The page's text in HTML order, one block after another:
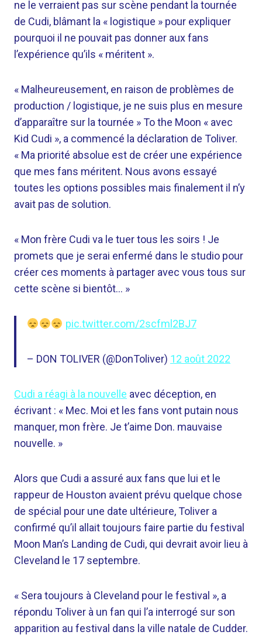
ne le verraient pas sur scène pendant la tournée
de Cudi, blâmant la « logistique » pour expliquer
pourquoi il ne pouvait pas donner aux fans
l’expérience qu’ils « méritent ».
« Malheureusement, en raison de problèmes de
production / logistique, je ne suis plus en mesure
d’apparaître sur la tournée » To the Moon « avec
Kid Cudi », a commencé la déclaration de Toliver.
« Ma priorité absolue est de créer une expérience
que mes fans méritent. Nous avons essayé
toutes les options possibles mais finalement il n’y
avait pas de solution.
« Mon frère Cudi va le tuer tous les soirs ! Je
promets que je serai enfermé dans le studio pour
créer ces moments à partager avec vous tous sur
cette scène si bientôt… »
pic.twitter.com/2scfml2BJ7
– DON TOLIVER (@DonToliver) 12 août 2022
Cudi a réagi à la nouvelle avec déception, en
écrivant : « Mec. Moi et les fans vont putain nous
manquer, mon frère. Je t’aime Don. mauvaise
nouvelle. »
Alors que Cudi a assuré aux fans que lui et le
rappeur de Houston avaient prévu quelque chose
de spécial pour une date ultérieure, Toliver a
confirmé qu’il allait toujours faire partie du festival
Moon Man’s Landing de Cudi, qui devrait avoir lieu à
Cleveland le 17 septembre.
« Sera toujours à Cleveland pour le festival », a
répondu Toliver à un fan qui l’a interrogé sur son
apparition au festival dans la ville natale de Cudder.